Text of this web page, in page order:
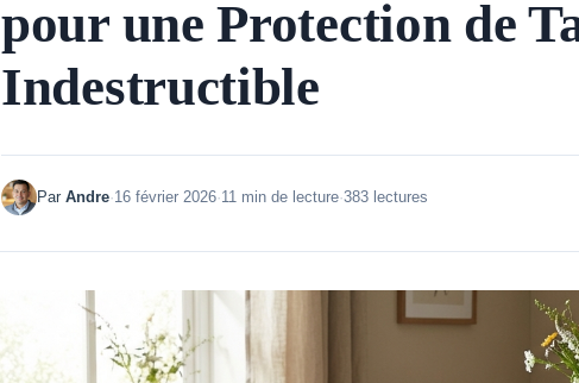
pour une Protection de
Indestructible
Par Andre·16 février 2026·11 min de lecture·383 lectures